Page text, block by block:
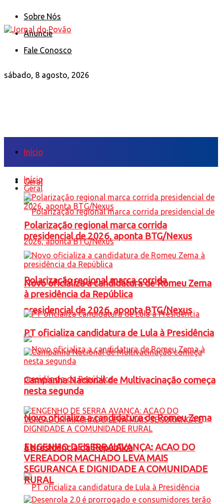
Sobre Nós
Anuncie
Fale Conosco
sábado, 8 agosto, 2026
Início
Geral
Polarização regional marca corrida
presidencial de 2026, aponta BTG/Nexus
Novo oficializa a candidatura de Romeu Zema
à presidência da República
Início
Geral
Polarização regional marca corrida
presidencial de 2026, aponta BTG/Nexus
Novo oficializa a candidatura de Romeu Zema
à presidência da República
PT oficializa candidatura de Lula à Presidência
Campanha Nacional de Multivacinação começa
nesta segunda
ENGENHO DE SERRA AVANÇA: ACAO DO
VEREADOR MACHADO LEVA MAIS
SEGURANCA E DIGNIDADE A COMUNIDADE
RURAL